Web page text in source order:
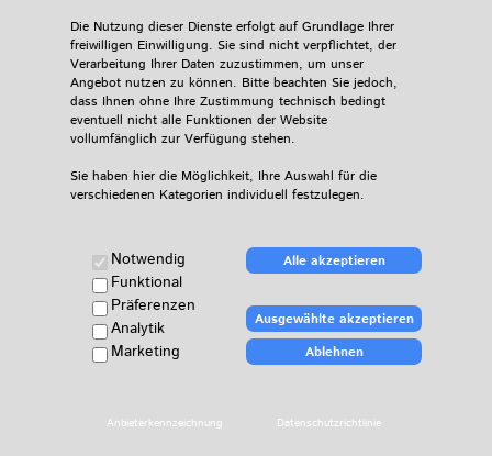
Kontaktformular
Anbieterkennzeichnung
Datenschutzrichtlinie
Die Nutzung dieser Dienste erfolgt auf Grundlage Ihrer
freiwilligen Einwilligung. Sie sind nicht verpflichtet, der
Verarbeitung Ihrer Daten zuzustimmen, um unser
Angebot nutzen zu können. Bitte beachten Sie jedoch,
dass Ihnen ohne Ihre Zustimmung technisch bedingt
eventuell nicht alle Funktionen der Website
vollumfänglich zur Verfügung stehen.
Sie haben hier die Möglichkeit, Ihre Auswahl für die
verschiedenen Kategorien individuell festzulegen.
Sofern Sie unter 16 Jahre alt sind und Ihre Zustimmung
zu optionalen Diensten geben möchten, bitten wir Sie,
Ihre Erziehungsberechtigten um Erlaubnis zu fragen.
Beschreibungen der Cookie-Kategorien:
Notwendig (Immer aktiv)
Diese Technologien sind erforderlich, damit wir Ihnen die
beabsichtigt funktionieren.
Notwendig
Funktional
Präferenzen
Analytik
Marketing
Ablehnen
Ausgewählte akzeptieren
Alle akzeptieren
Anbieterkennzeichnung Datenschutzrichtlinie